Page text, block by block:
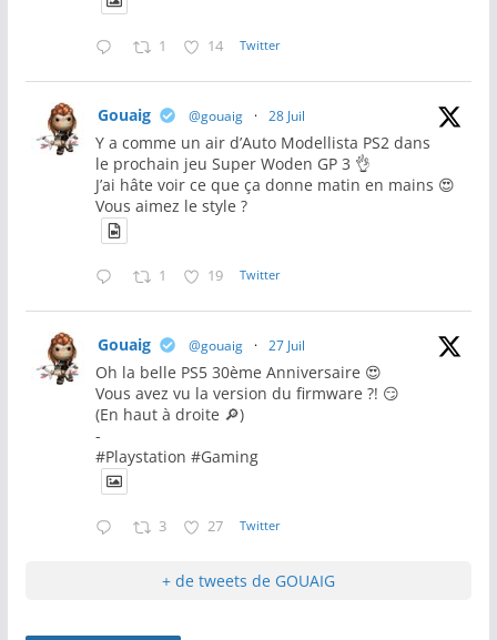
1 14 Twitter
Gouaig @gouaig · 28 Juil
Y a comme un air d’Auto Modellista PS2 dans
le prochain jeu Super Woden GP 3 👌
J’ai hâte voir ce que ça donne matin en mains 😍
Vous aimez le style ?
1 19 Twitter
Gouaig @gouaig · 27 Juil
Oh la belle PS5 30ème Anniversaire 😍
Vous avez vu la version du firmware ?! 😏
(En haut à droite 🔎)
-
#Playstation #Gaming
3 27 Twitter
+ de tweets de GOUAIG